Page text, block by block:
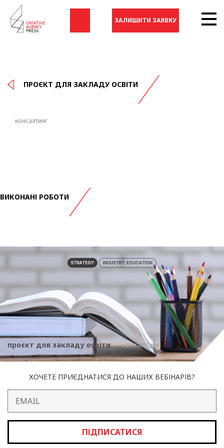
ЗАЛИШИТИ ЗАЯВКУ
ПРОЄКТ ДЛЯ ЗАКЛАДУ ОСВІТИ
консалтинг
ВИКОНАНІ РОБОТИ
проєкт для закладу освіти консалтинг
ХОЧЕТЕ ПРИЄДНАТИСЯ ДО НАШИХ ВЕБІНАРІВ?
ПІДПИСАТИСЯ